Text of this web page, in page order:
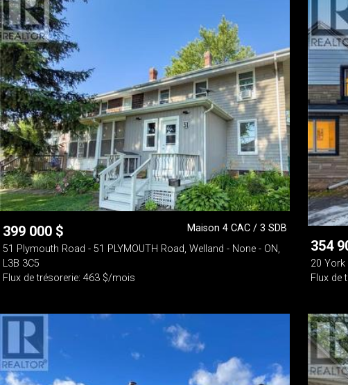
399 000 $
Maison 4 CAC / 3 SDB
51 Plymouth Road - 51 PLYMOUTH Road, Welland - None - ON,
L3B 3C5
Flux de trésorerie: 463 $/mois
354
20 York
Flux de